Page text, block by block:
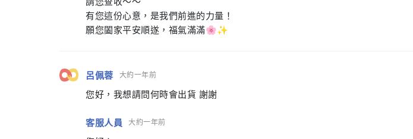
有您這份心意，是我們前進的力量！
願您闔家平安順遂，福氣滿滿🌸✨
呂佩蓉 大約一年前
您好，我想請問何時會出貨 謝謝
客服人員 大約一年前